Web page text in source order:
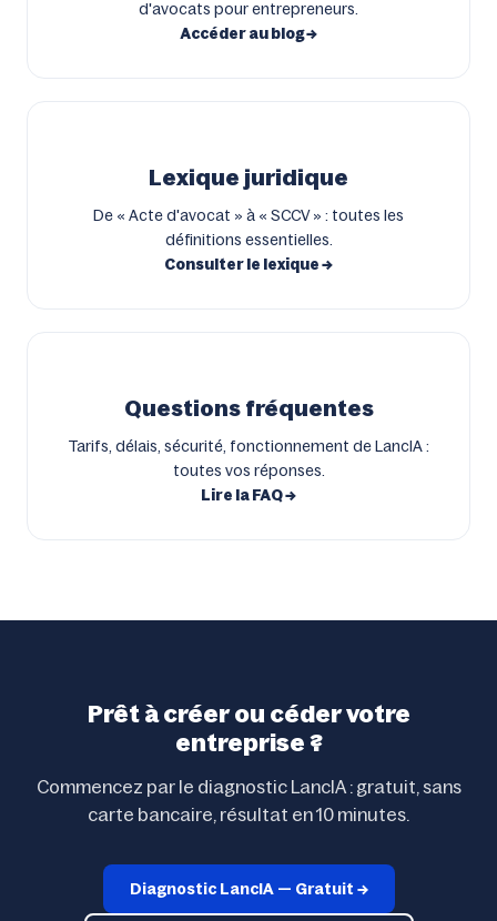
d'avocats pour entrepreneurs.
Accéder au blog →
Lexique juridique
De « Acte d'avocat » à « SCCV » : toutes les
définitions essentielles.
Consulter le lexique →
Questions fréquentes
Tarifs, délais, sécurité, fonctionnement de LancIA :
toutes vos réponses.
Lire la FAQ →
Prêt à créer ou céder votre
entreprise ?
Commencez par le diagnostic LancIA : gratuit, sans
carte bancaire, résultat en 10 minutes.
Diagnostic LancIA — Gratuit →